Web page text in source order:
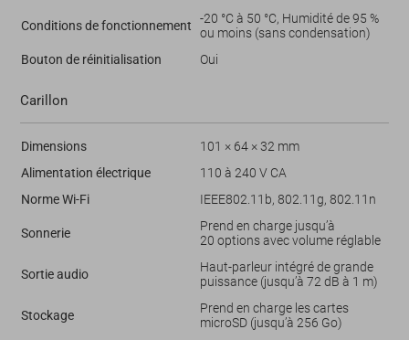
Conditions de fonctionnement
-20 °C à 50 °C, Humidité de 95 %
ou moins (sans condensation)
Bouton de réinitialisation
Oui
Carillon
Dimensions
101 × 64 × 32 mm
Alimentation électrique
110 à 240 V CA
Norme Wi-Fi
IEEE802.11b, 802.11g, 802.11n
Sonnerie
Prend en charge jusqu’à
20 options avec volume réglable
Sortie audio
Haut-parleur intégré de grande
puissance (jusqu’à 72 dB à 1 m)
Stockage
Prend en charge les cartes
microSD (jusqu’à 256 Go)